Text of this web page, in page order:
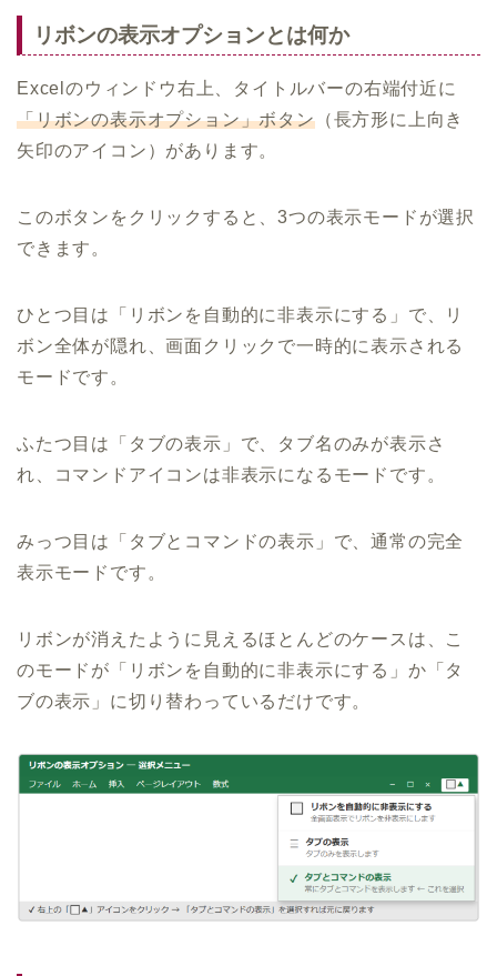
リボンの表示オプションとは何か
Excelのウィンドウ右上、タイトルバーの右端付近に
「リボンの表示オプション」ボタン（長方形に上向き
矢印のアイコン）があります。
このボタンをクリックすると、3つの表示モードが選択
できます。
ひとつ目は「リボンを自動的に非表示にする」で、リ
ボン全体が隠れ、画面クリックで一時的に表示される
モードです。
ふたつ目は「タブの表示」で、タブ名のみが表示さ
れ、コマンドアイコンは非表示になるモードです。
みっつ目は「タブとコマンドの表示」で、通常の完全
表示モードです。
リボンが消えたように見えるほとんどのケースは、こ
のモードが「リボンを自動的に非表示にする」か「タ
ブの表示」に切り替わっているだけです。